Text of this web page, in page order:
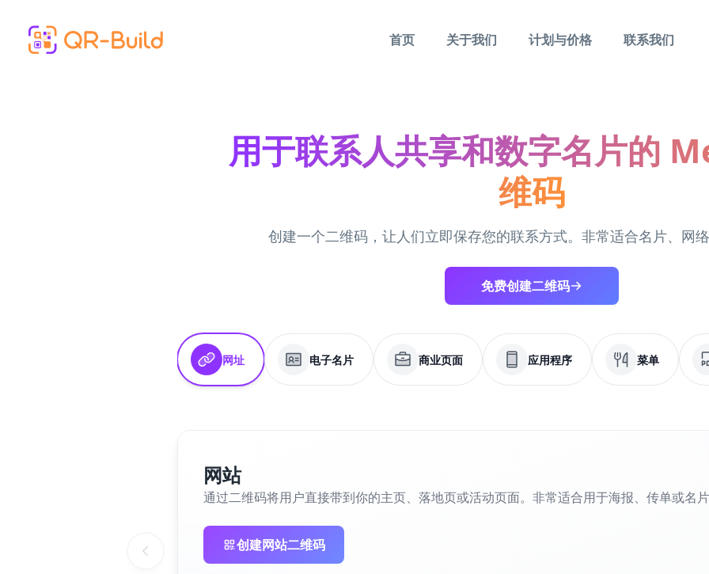
首页
关于我们 计划与价格 联系我们
用于联系人共享和数字名片的
维码
创建一个二维码，让人们立即保存您的联系方式。非常适合名片、网
免费创建二维码
网址 电子名片 商业页面 应用程序 菜单
网站
通过二维码将用户直接带到你的主页、落地页或活动页面。非常适合用于海报、传单或名
创建网站二维码